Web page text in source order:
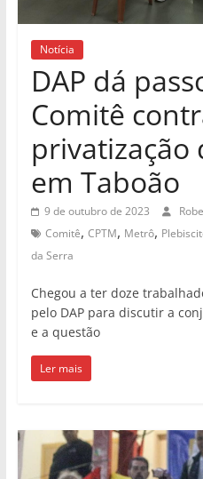
Notícia
DAP dá
Comitê
privatização
em Taboão
9 de outubro de 2023
Comitê, CPTM, Metrô,
da Serra
Chegou a ter doze
pelo DAP para discutir a
e a questão
Ler mais